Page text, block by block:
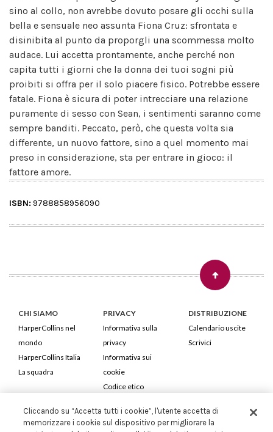
sino al collo, non avrebbe dovuto posare gli occhi sulla
bella e sensuale neo assunta Fiona Cruz: sfrontata e
disinibita al punto da proporgli una scommessa molto
audace. Lui accetta prontamente, anche perché non
capita tutti i giorni che la donna dei tuoi sogni più
proibiti si offra per il solo piacere fisico. Potrebbe essere
fatale. Fiona è sicura di poter intrecciare una relazione
puramente di sesso con Sean, i sentimenti saranno come
sempre banditi. Peccato, però, che questa volta sia
differente, un nuovo fattore, sino a quel momento mai
preso in considerazione, sta per entrare in gioco: il
fattore amore.
ISBN: 9788858956090
CHI SIAMO
HarperCollins nel
mondo
HarperCollins Italia
La squadra
PRIVACY
Informativa sulla
privacy
Informativa sui
cookie
Codice etico
DISTRIBUZIONE
Calendario uscite
Scrivici
HarperCollins Italia S.p.A. Viale Monte Nero, 84 - 20135 Milano
Cliccando su “Accetta tutti i cookie”, l'utente accetta di
memorizzare i cookie sul dispositivo per migliorare la